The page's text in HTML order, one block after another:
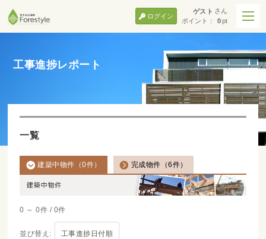
ゲスト さん
ポイント：
0pt
ログイン
工事進捗レポート
一覧
建築中物件（0件） 完成物件（6件）
0 ～ 0件 / 0件
並び替え: 工事進捗日付順